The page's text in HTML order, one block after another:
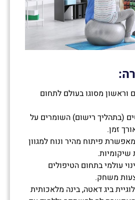
:
וראשון מסוגו בעולם לתחום
30 פטנטים (בתהליך רישום) השומרים על
זמן.
פיתוח מהיר ונוח למגוון
שיקומיות.
עולמי בתחום הטיפולים
משחק.
ביג דאטה, בינה מלאכותית